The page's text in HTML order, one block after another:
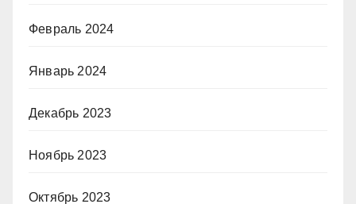
Февраль 2024
Январь 2024
Декабрь 2023
Ноябрь 2023
Октябрь 2023